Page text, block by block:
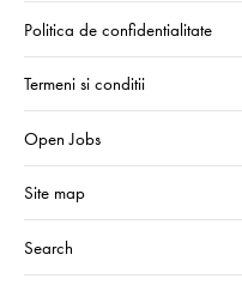
Politica de confidentialitate
Termeni si conditii
Open Jobs
Site map
Search